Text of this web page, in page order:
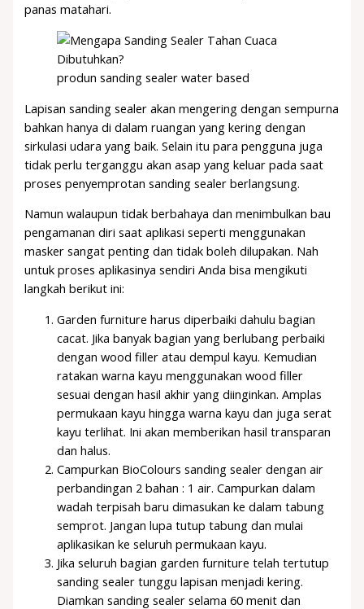
panas matahari.
produn sanding sealer water based
Lapisan sanding sealer akan mengering dengan sempurna
bahkan hanya di dalam ruangan yang kering dengan
sirkulasi udara yang baik. Selain itu para pengguna juga
tidak perlu terganggu akan asap yang keluar pada saat
proses penyemprotan sanding sealer berlangsung.
Namun walaupun tidak berbahaya dan menimbulkan bau
pengamanan diri saat aplikasi seperti menggunakan
masker sangat penting dan tidak boleh dilupakan. Nah
untuk proses aplikasinya sendiri Anda bisa mengikuti
langkah berikut ini:
Garden furniture harus diperbaiki dahulu bagian
cacat. Jika banyak bagian yang berlubang perbaiki
dengan wood filler atau dempul kayu. Kemudian
ratakan warna kayu menggunakan wood filler
sesuai dengan hasil akhir yang diinginkan. Amplas
permukaan kayu hingga warna kayu dan juga serat
kayu terlihat. Ini akan memberikan hasil transparan
dan halus.
Campurkan BioColours sanding sealer dengan air
perbandingan 2 bahan : 1 air. Campurkan dalam
wadah terpisah baru dimasukan ke dalam tabung
semprot. Jangan lupa tutup tabung dan mulai
aplikasikan ke seluruh permukaan kayu.
Jika seluruh bagian garden furniture telah tertutup
sanding sealer tunggu lapisan menjadi kering.
Diamkan sanding sealer selama 60 menit dan